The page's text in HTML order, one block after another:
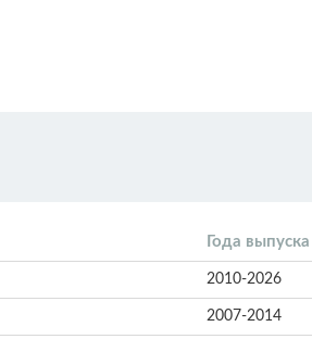
Года выпуска
2010-2026
2007-2014